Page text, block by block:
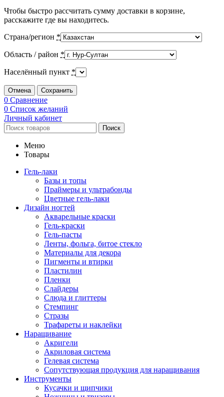
Чтобы быстро рассчитать сумму доставки в корзине,
расскажите где вы находитесь.
Страна/регион *
Область / район *
Населённый пункт *
Отмена Сохранить
0 Сравнение
0 Список желаний
Личный кабинет
Поиск
Меню
Товары
Гель-лаки
Базы и топы
Праймеры и ультрабонды
Цветные гель-лаки
Дизайн ногтей
Акварельные краски
Гель-краски
Гель-пасты
Ленты, фольга, битое стекло
Материалы для декора
Пигменты и втирки
Пластилин
Пленки
Слайдеры
Слюда и глиттеры
Стемпинг
Стразы
Трафареты и наклейки
Наращивание
Акригели
Акриловая система
Гелевая система
Сопутствующая продукция для наращивания
Инструменты
Кусачки и щипчики